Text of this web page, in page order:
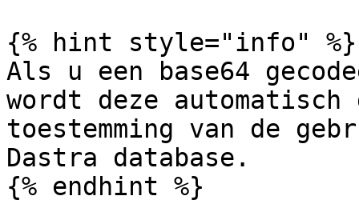
{% hint style="info" %}
Als u een base64
wordt deze automatisch
toestemming van de
Dastra database.
{% endhint %}